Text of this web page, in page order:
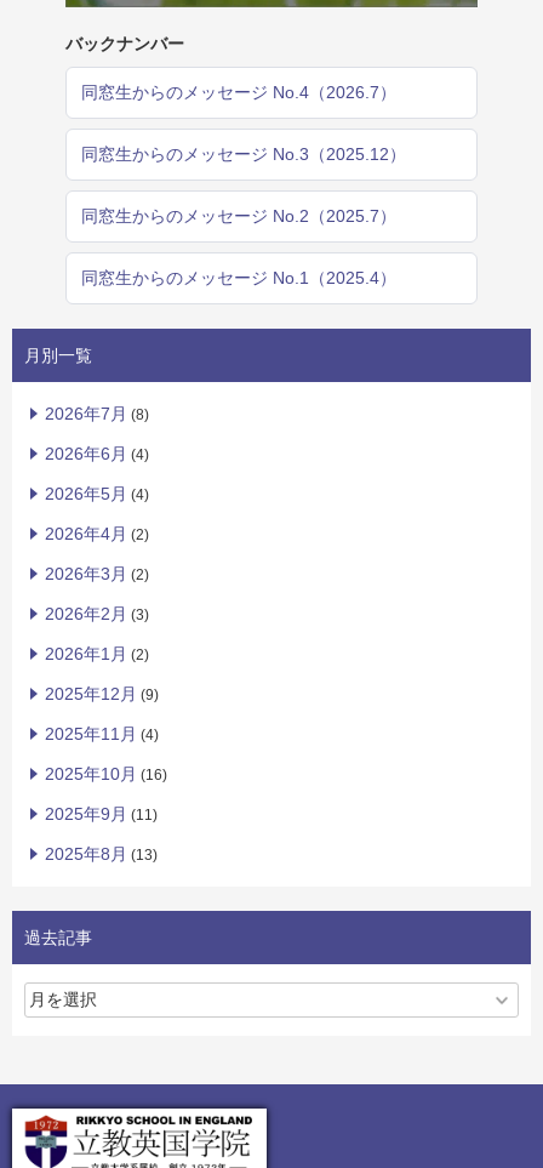
バックナンバー
同窓生からのメッセージ No.4（2026.7）
同窓生からのメッセージ No.3（2025.12）
同窓生からのメッセージ No.2（2025.7）
同窓生からのメッセージ No.1（2025.4）
月別一覧
2026年7月 (8)
2026年6月 (4)
2026年5月 (4)
2026年4月 (2)
2026年3月 (2)
2026年2月 (3)
2026年1月 (2)
2025年12月 (9)
2025年11月 (4)
2025年10月 (16)
2025年9月 (11)
2025年8月 (13)
過去記事